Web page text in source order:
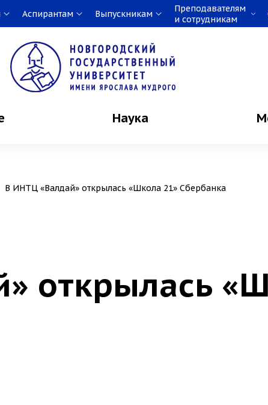
Аспирантам Выпускникам
Преподавателям
и сотрудникам
Наука
В ИНТЦ «Валдай» открылась «Школа 21» Сбербанка
открылась